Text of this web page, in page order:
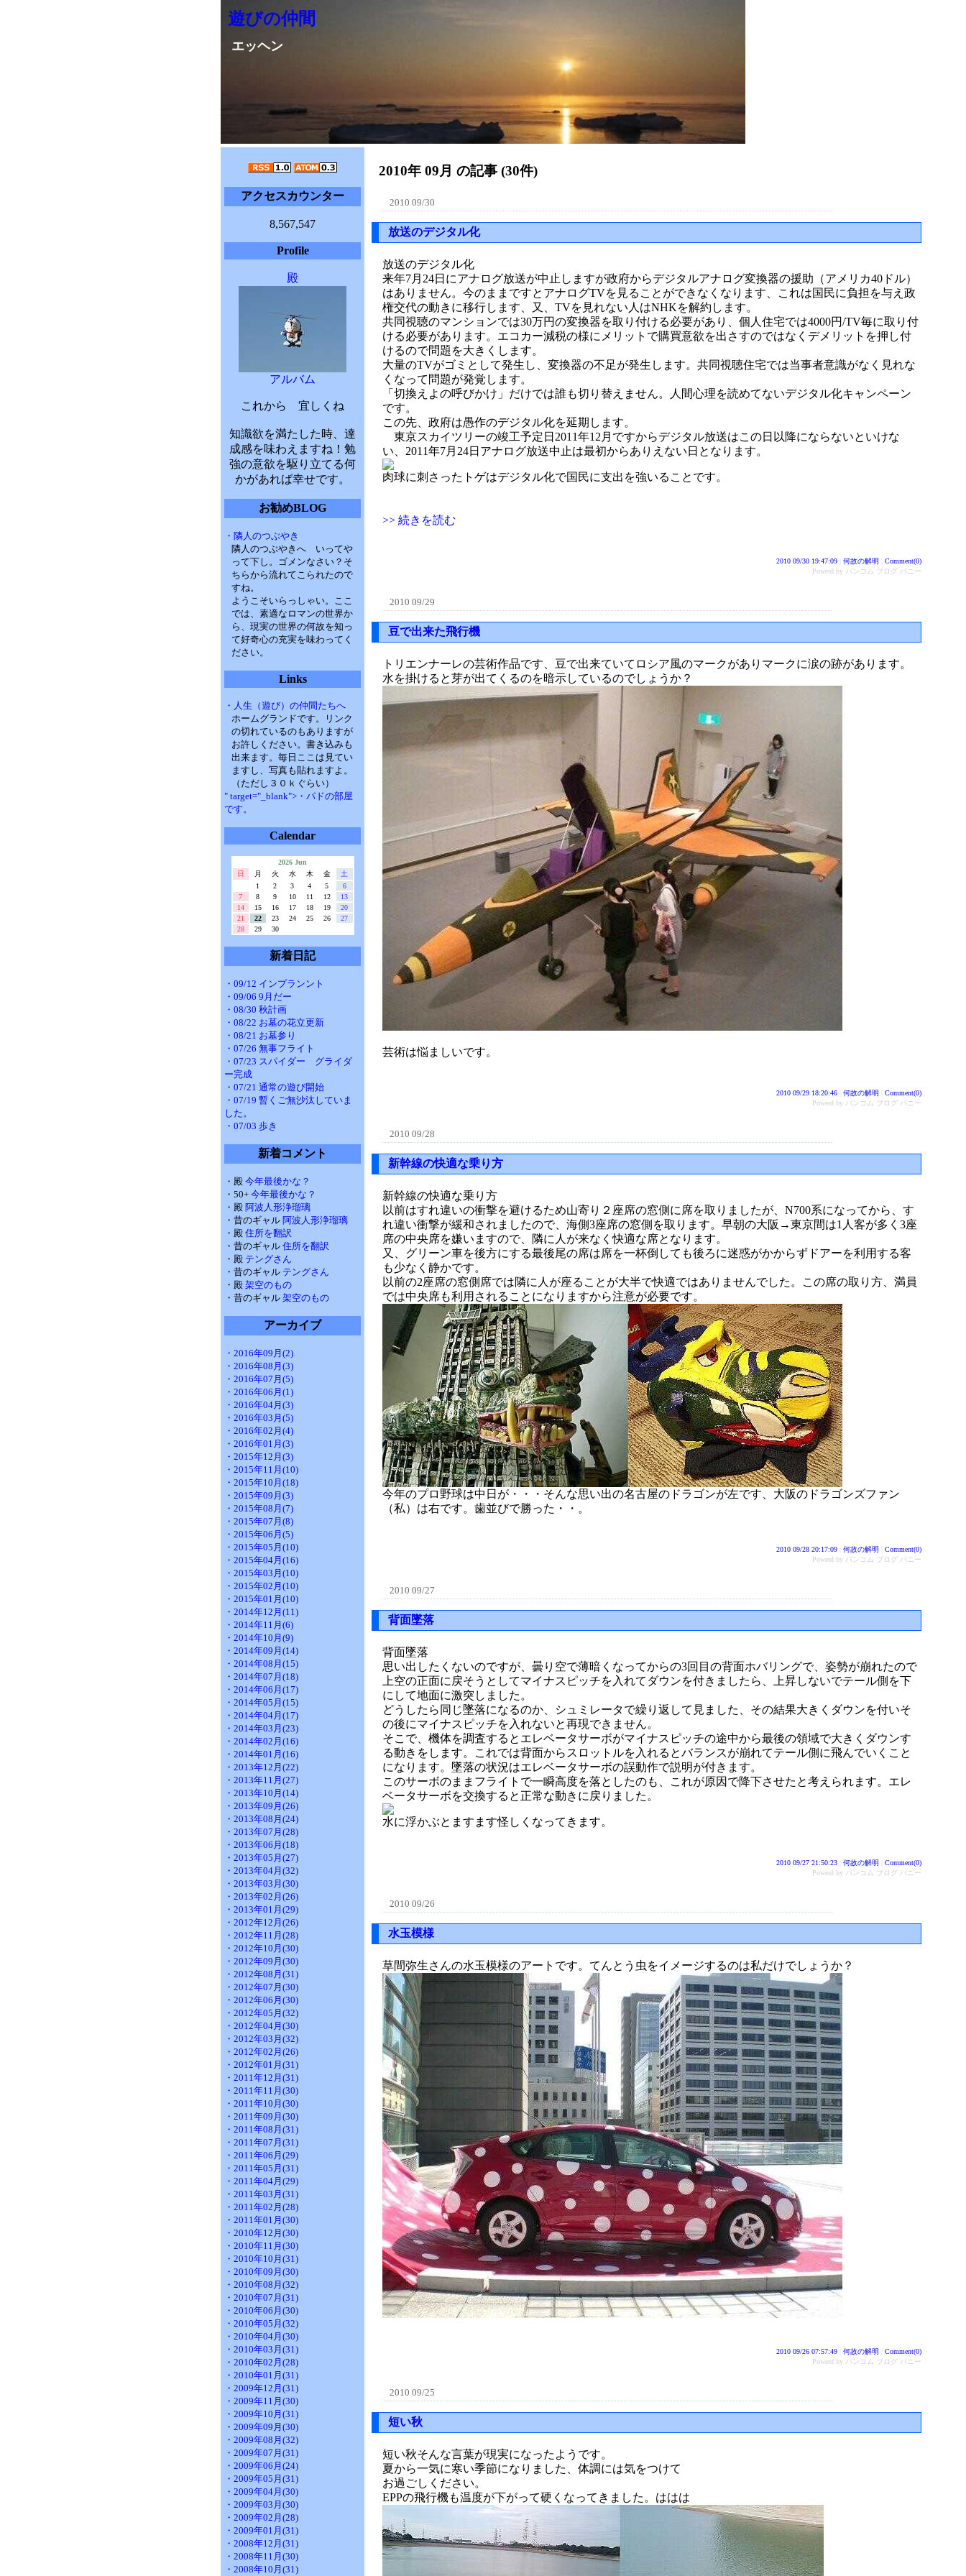
遊びの仲間
エッヘン
アクセスカウンター
8,567,547
Profile
殿
アルバム
これから 宜しくね
知識欲を満たした時、達
成感を味わえますね！勉
強の意欲を駆り立てる何
かがあれば幸せです。
お勧めBLOG
・隣人のつぶやき
隣人のつぶやきへ いってや
って下し。ゴメンなさい？そ
ちらから流れてこられたので
すね。
ようこそいらっしゃい。ここ
では、素適なロマンの世界か
ら、現実の世界の何故を知っ
て好奇心の充実を味わってく
ださい。
Links
・人生（遊び）の仲間たちへ
ホームグランドです。リンク
の切れているのもありますが
お許しください。書き込みも
出来ます。毎日ここは見てい
ますし、写真も貼れますよ。
（ただし３０ｋぐらい）
" target="_blank">・パドの部屋
です。
Calendar
2026 Jun
日
月 火 水 木 金
土
1
2 3 4 5
6
7
8 9 10 11 12
13
14
15 16 17 18 19
20
21
22 23 24 25 26
27
28
29 30
新着日記
・09/12 インプランント
・09/06 9月だー
・08/30 秋計画
・08/22 お墓の花立更新
・08/21 お墓参り
・07/26 無事フライト
・07/23 スパイダー グライダ
ー完成
・07/21 通常の遊び開始
・07/19 暫くご無沙汰していま
した。
・07/03 歩き
新着コメント
・殿 今年最後かな？
・50+ 今年最後かな？
・殿 阿波人形浄瑠璃
・昔のギャル 阿波人形浄瑠璃
・殿 住所を翻訳
・昔のギャル 住所を翻訳
・殿 テングさん
・昔のギャル テングさん
・殿 架空のもの
・昔のギャル 架空のもの
アーカイブ
・2016年09月(2)
・2016年08月(3)
・2016年07月(5)
・2016年06月(1)
・2016年04月(3)
・2016年03月(5)
・2016年02月(4)
・2016年01月(3)
・2015年12月(3)
・2015年11月(10)
・2015年10月(18)
・2015年09月(3)
・2015年08月(7)
・2015年07月(8)
・2015年06月(5)
・2015年05月(10)
・2015年04月(16)
・2015年03月(10)
・2015年02月(10)
・2015年01月(10)
・2014年12月(11)
・2014年11月(6)
・2014年10月(9)
・2014年09月(14)
・2014年08月(15)
・2014年07月(18)
・2014年06月(17)
・2014年05月(15)
・2014年04月(17)
・2014年03月(23)
・2014年02月(16)
・2014年01月(16)
・2013年12月(22)
・2013年11月(27)
・2013年10月(14)
・2013年09月(26)
・2013年08月(24)
・2013年07月(28)
・2013年06月(18)
・2013年05月(27)
・2013年04月(32)
・2013年03月(30)
・2013年02月(26)
・2013年01月(29)
・2012年12月(26)
・2012年11月(28)
・2012年10月(30)
・2012年09月(30)
・2012年08月(31)
・2012年07月(30)
・2012年06月(30)
・2012年05月(32)
・2012年04月(30)
・2012年03月(32)
・2012年02月(26)
・2012年01月(31)
・2011年12月(31)
・2011年11月(30)
・2011年10月(30)
・2011年09月(30)
・2011年08月(31)
・2011年07月(31)
・2011年06月(29)
・2011年05月(31)
・2011年04月(29)
・2011年03月(31)
・2011年02月(28)
・2011年01月(30)
・2010年12月(30)
・2010年11月(30)
・2010年10月(31)
・2010年09月(30)
・2010年08月(32)
・2010年07月(31)
・2010年06月(30)
・2010年05月(32)
・2010年04月(30)
・2010年03月(31)
・2010年02月(28)
・2010年01月(31)
・2009年12月(31)
・2009年11月(30)
・2009年10月(31)
・2009年09月(30)
・2009年08月(32)
・2009年07月(31)
・2009年06月(24)
・2009年05月(31)
・2009年04月(30)
・2009年03月(30)
・2009年02月(28)
・2009年01月(31)
・2008年12月(31)
・2008年11月(30)
・2008年10月(31)
2010年 09月 の記事 (30件)
2010 09/30
放送のデジタル化
放送のデジタル化
来年7月24日にアナログ放送が中止しますが政府からデジタルアナログ変換器の援助（アメリカ40ドル）
はありません。今のままですとアナログTVを見ることができなくなります、これは国民に負担を与え政
権交代の動きに移行します、又、TVを見れない人はNHKを解約します。
共同視聴のマンションでは30万円の変換器を取り付ける必要があり、個人住宅では4000円/TV毎に取り付
ける必要があります。エコカー減税の様にメリットで購買意欲を出さすのではなくデメリットを押し付
けるので問題を大きくします。
大量のTVがゴミとして発生し、変換器の不足が発生します。共同視聴住宅では当事者意識がなく見れな
くなって問題が発覚します。
「切換えよの呼びかけ」だけでは誰も切り替えません。人間心理を読めてないデジタル化キャンペーン
です。
この先、政府は愚作のデジタル化を延期します。
東京スカイツリーの竣工予定日2011年12月ですからデジタル放送はこの日以降にならないといけな
い、2011年7月24日アナログ放送中止は最初からありえない日となります。
肉球に刺さったトゲはデジタル化で国民に支出を強いることです。
>> 続きを読む
2010 09/30 19:47:09 何故の解明
Comment(0)
Powerd by バンコム ブログ バニー
2010 09/29
豆で出来た飛行機
トリエンナーレの芸術作品です、豆で出来ていてロシア風のマークがありマークに涙の跡があります。
水を掛けると芽が出てくるのを暗示しているのでしょうか？
芸術は悩ましいです。
2010 09/29 18:20:46 何故の解明
Comment(0)
Powerd by バンコム ブログ バニー
2010 09/28
新幹線の快適な乗り方
新幹線の快適な乗り方
以前はすれ違いの衝撃を避けるため山寄り２座席の窓側に席を取りましたが、N700系になってから、す
れ違い衝撃が緩和されましたので、海側3座席の窓側を取ります。早朝の大阪→東京間は1人客が多く3座
席の中央席を嫌いますので、隣に人が来なく快適な席となります。
又、グリーン車を後方にする最後尾の席は席を一杯倒しても後ろに迷惑がかからずドアーを利用する客
も少なく静かです。
以前の2座席の窓側席では隣に人が座ることが大半で快適ではありませんでした。この席の取り方、満員
では中央席も利用されることになりますから注意が必要です。
今年のプロ野球は中日が・・・そんな思い出の名古屋のドラゴンが左です、大阪のドラゴンズファン
（私）は右です。歯並びで勝った・・。
2010 09/28 20:17:09 何故の解明
Comment(0)
Powerd by バンコム ブログ バニー
2010 09/27
背面墜落
背面墜落
思い出したくないのですが、曇り空で薄暗くなってからの3回目の背面ホバリングで、姿勢が崩れたので
上空の正面に戻そうとしてマイナスピッチを入れてダウンを付きましたら、上昇しないでテール側を下
にして地面に激突しました。
どうしたら同じ墜落になるのか、シュミレータで繰り返して見ました、その結果大きくダウンを付いそ
の後にマイナスピッチを入れないと再現できません。
そこで、機体を調査するとエレベータサーボがマイナスピッチの途中から最後の領域で大きくダウンす
る動きをします。これでは背面からスロットルを入れるとバランスが崩れてテール側に飛んでいくこと
になります。墜落の状況はエレベータサーボの誤動作で説明が付きます。
このサーボのままフライトで一瞬高度を落としたのも、これが原因で降下させたと考えられます。エレ
ベータサーボを交換すると正常な動きに戻りました。
水に浮かぶとますます怪しくなってきます。
2010 09/27 21:50:23 何故の解明
Comment(0)
Powerd by バンコム ブログ バニー
2010 09/26
水玉模様
草間弥生さんの水玉模様のアートです。てんとう虫をイメージするのは私だけでしょうか？
2010 09/26 07:57:49 何故の解明
Comment(0)
Powerd by バンコム ブログ バニー
2010 09/25
短い秋
短い秋そんな言葉が現実になったようです。
夏から一気に寒い季節になりました、体調には気をつけて
お過ごしください。
EPPの飛行機も温度が下がって硬くなってきました。ははは